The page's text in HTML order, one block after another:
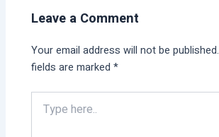
Leave a Comment
Your email address will not be published.
fields are marked*
here..